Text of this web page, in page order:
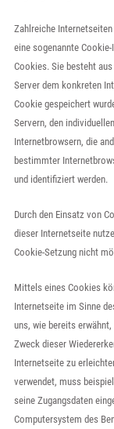
Zahlreiche
eine sogenannte Cookie-
Cookies. Sie besteht
Server dem konkreten
Cookie gespeichert
Servern, den
Internetbrowsern, die
bestimmter
und identifiziert werden.
Durch den Einsatz von
dieser Internetseite
Cookie-Setzung nicht
Mittels eines Cookies
Internetseite im Sinne
uns, wie bereits
Zweck dieser
Internetseite zu
verwendet, muss
seine Zugangsdaten
Computersystem des